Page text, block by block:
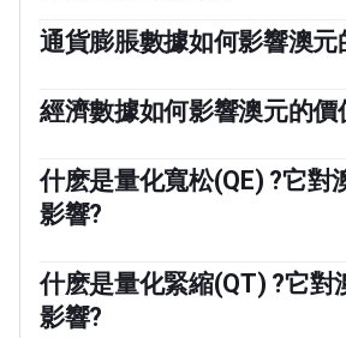
通貨膨脹數據如何影響澳元
總體上降低了貨幣的價值，但在現代
的放松，情況實際上正好相反。現在，
入，這些資金來自尋求利潤豐厚的投資
者。這增加了對當地貨幣的需求，在
經濟數據如何影響澳元的價
值產生影響。投資者更願意將資金投資
濟體，而不是不穩定和萎縮的經濟體
加了總需求和本國貨幣的價值。GDP、
強勁的經濟可能會鼓勵澳大利亞儲備
支持澳元。
什麽是量化寬松(QE) ?它對
影響?
極端情況下使用的工具。量化寬松是澳
(RBA)印刷澳元(AUD)以從金融機構購
公司債券)的過程，從而為他們提供急
什麽是量化緊縮(QT) ?它對
影響?